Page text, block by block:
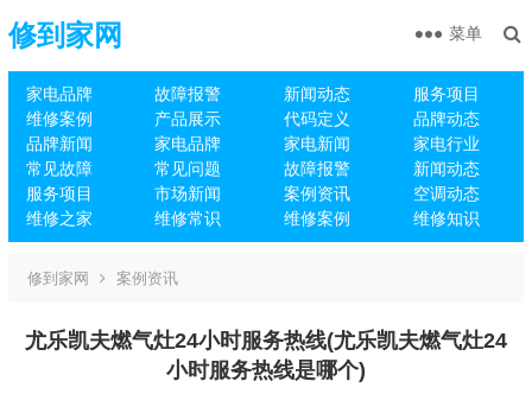
修到家网
家电品牌 故障报警 新闻动态
服务项目
维修案例
产品展示 代码定义
品牌动态
品牌新闻
家电品牌 家电新闻
家电行业
常见故障
常见问题 故障报警
新闻动态
服务项目
市场新闻 案例资讯
空调动态
维修之家
维修常识 维修案例 维修知识
菜单
修到家网 案例资讯
尤乐凯夫燃气灶24小时服务热线(尤乐凯夫燃气灶24
小时服务热线是哪个)